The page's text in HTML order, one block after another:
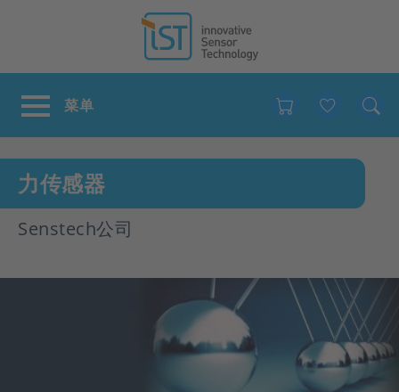
力传感器
Senstech公司